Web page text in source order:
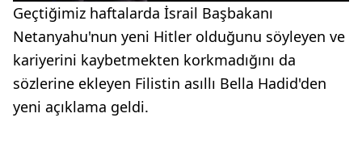
Geçtiğimiz haftalarda İsrail Başbakanı
Netanyahu'nun yeni Hitler olduğunu söyleyen ve
kariyerini kaybetmekten korkmadığını da
sözlerine ekleyen Filistin asıllı Bella Hadid'den
yeni açıklama geldi.